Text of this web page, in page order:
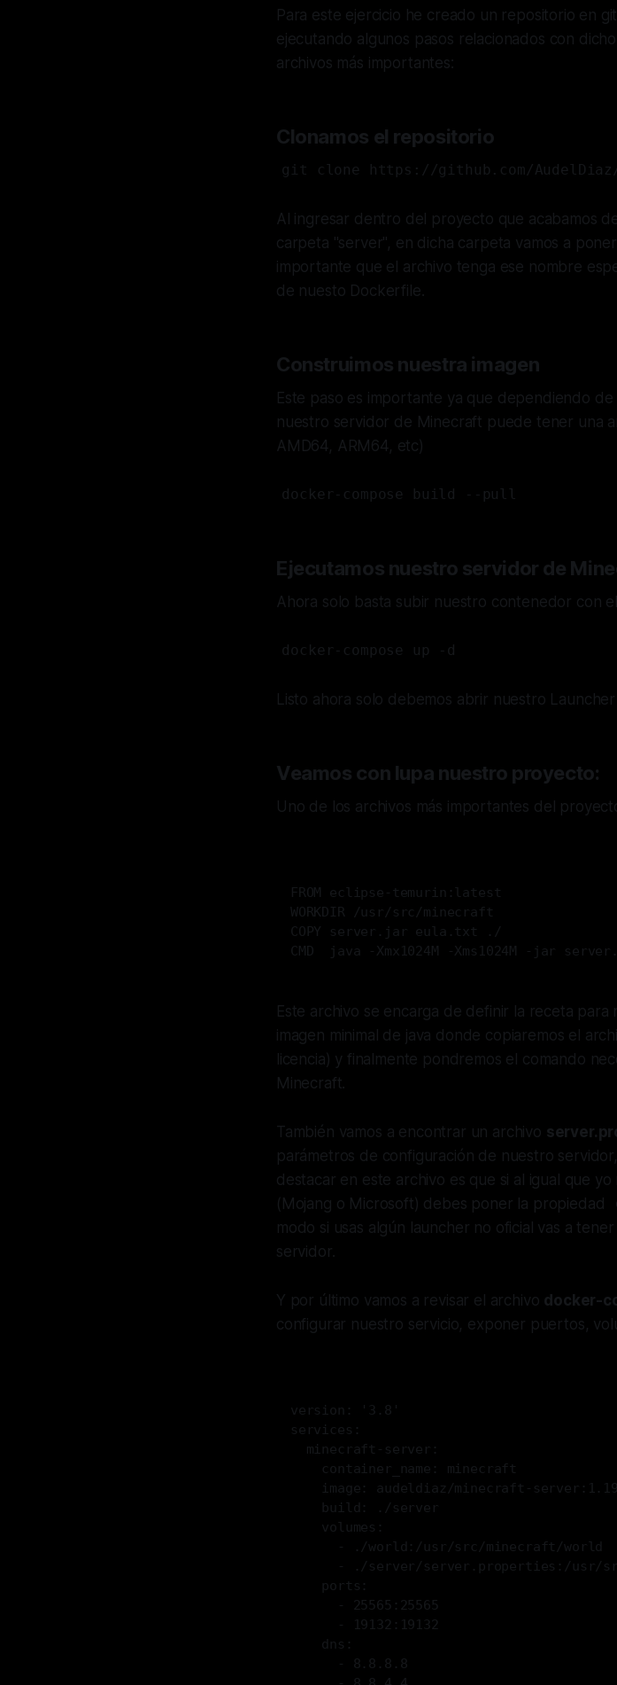
Para este ejercicio he creado un repositorio en
ejecutando algunos pasos relacionados con
archivos más importantes:
Clonamos el repositorio
git clone https://github.com/
Al ingresar dentro del proyecto que acabamos
carpeta "server", en dicha carpeta vamos a
importante que el archivo tenga ese nombre
de nuesto Dockerfile.
Construimos nuestra imagen
Este paso es importante ya que dependiendo
nuestro servidor de Minecraft puede tener una
AMD64, ARM64, etc)
docker-compose build --pull
Ejecutamos nuestro servidor de
Ahora solo basta subir nuestro contenedor con
docker-compose up -d
Listo ahora solo debemos abrir nuestro Launcher
Veamos con lupa nuestro proyecto:
Uno de los archivos más importantes del
FROM eclipse-temurin:latest
WORKDIR /usr/src/minecraft
COPY server.jar eula.txt ./
CMD  java -Xmx1024M -Xms1024M -jar
Este archivo se encarga de definir la receta para
imagen minimal de java donde copiaremos el
licencia) y finalmente pondremos el comando
Minecraft.
También vamos a encontrar un archivo
parámetros de configuración de nuestro
destacar en este archivo es que si al igual que
(Mojang o Microsoft) debes poner la propiedad
modo si usas algún launcher no oficial vas a
servidor.
Y por último vamos a revisar el archivo docker-
configurar nuestro servicio, exponer puertos,
version: '3.8'
services:
  minecraft-server:
    container_name: minecraft
    image: audeldiaz/minecraft-server:1.19
    build: ./server
    volumes:
      - ./world:/usr/src/minecraft/world
- ./server/server.properties:/usr/
    ports:
      - 25565:25565
      - 19132:19132
    dns:
      - 8.8.8.8